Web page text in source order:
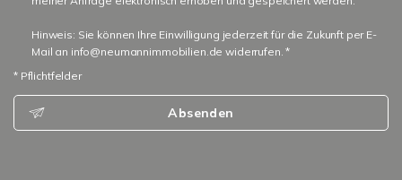
Hinweis: Sie können Ihre Einwilligung jederzeit für die Zukunft per E-
Mail an info@neumannimmobilien.de widerrufen. *
* Pflichtfelder
Absenden